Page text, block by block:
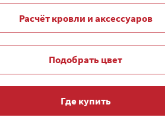
Расчёт кровли и аксессуаров
Подобрать цвет
Где купить